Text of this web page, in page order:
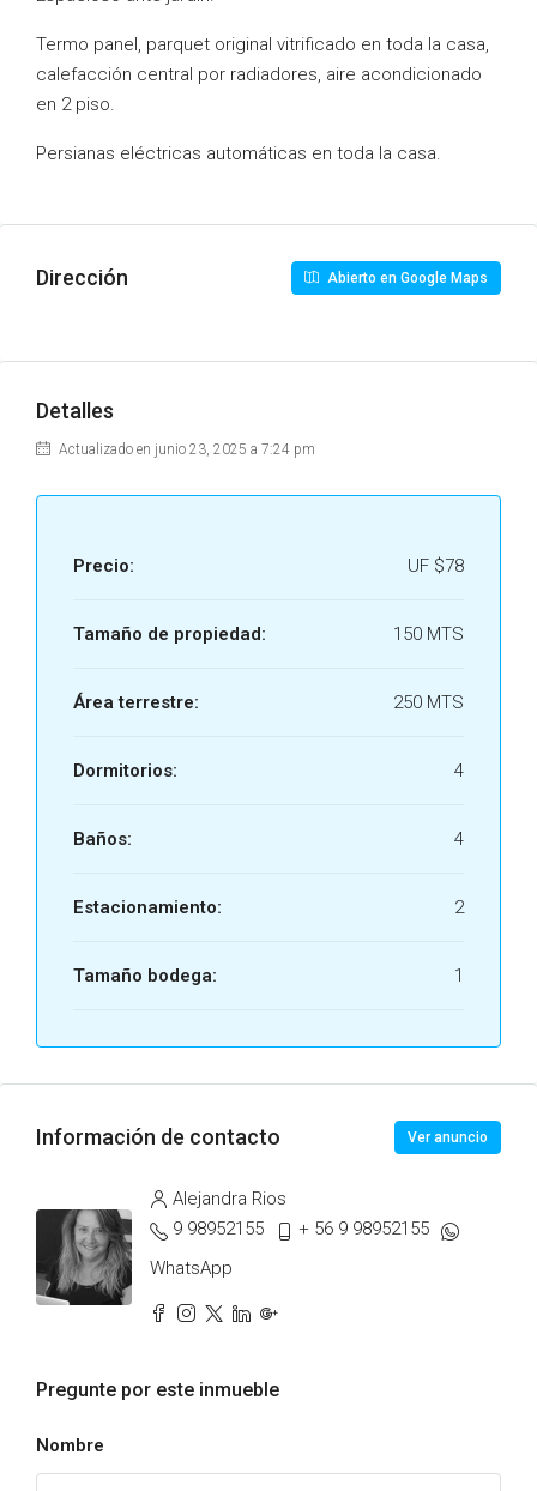
Termo panel, parquet original vitrificado en toda la casa,
calefacción central por radiadores, aire acondicionado
en 2 piso.
Persianas eléctricas automáticas en toda la casa.
Dirección Abierto en Google Maps
Detalles
Actualizado en junio 23, 2025 a 7:24 pm
Precio: UF $78
Tamaño de propiedad: 150 MTS
Área terrestre: 250 MTS
Dormitorios: 4
Baños: 4
Estacionamiento: 2
Tamaño bodega: 1
Información de contacto Ver anuncio
Alejandra Rios
9 98952155
+ 56 9 98952155
WhatsApp
Pregunte por este inmueble
Nombre